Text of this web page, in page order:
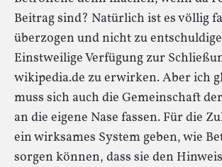
Beitrag sind? Natürlich ist es völlig
überzogen und nicht zu
Einstweilige Verfügung zur
wikipedia.de zu erwirken. Aber ich
muss sich auch die Gemeinschaft
an die eigene Nase fassen. Für die
ein wirksames System geben, wie
sorgen können, dass sie den